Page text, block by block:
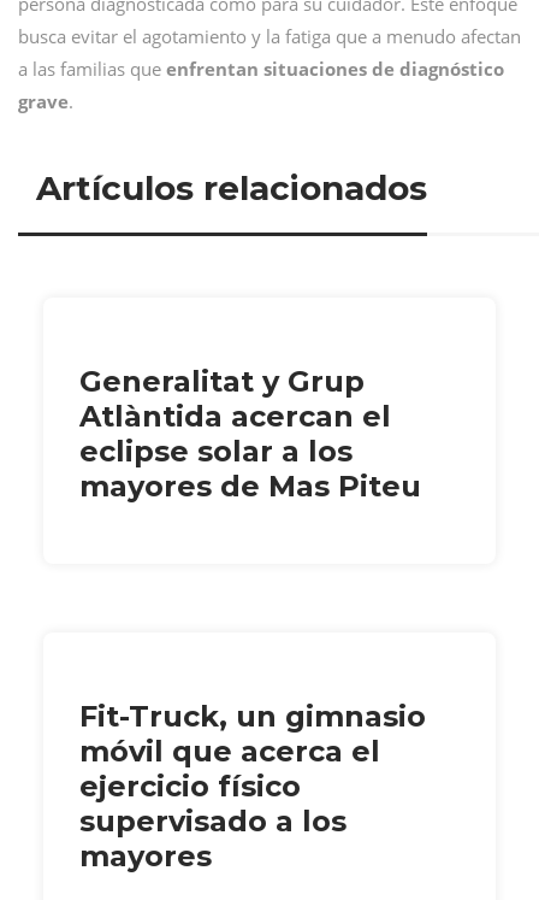
busca evitar el agotamiento y la fatiga que a menudo afectan
a las familias que enfrentan situaciones de diagnóstico
grave.
Artículos relacionados
Generalitat y Grup
Atlàntida acercan el
eclipse solar a los
mayores de Mas Piteu
Fit-Truck, un gimnasio
móvil que acerca el
ejercicio físico
supervisado a los
mayores